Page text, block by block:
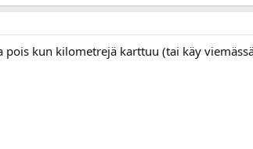
kun kilometrejä karttuu (tai käy